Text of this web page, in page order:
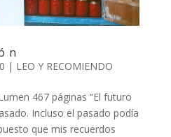
| LEO Y RECOMIENDO
467 páginas “El futuro
Incluso el pasado podía
que mis recuerdos